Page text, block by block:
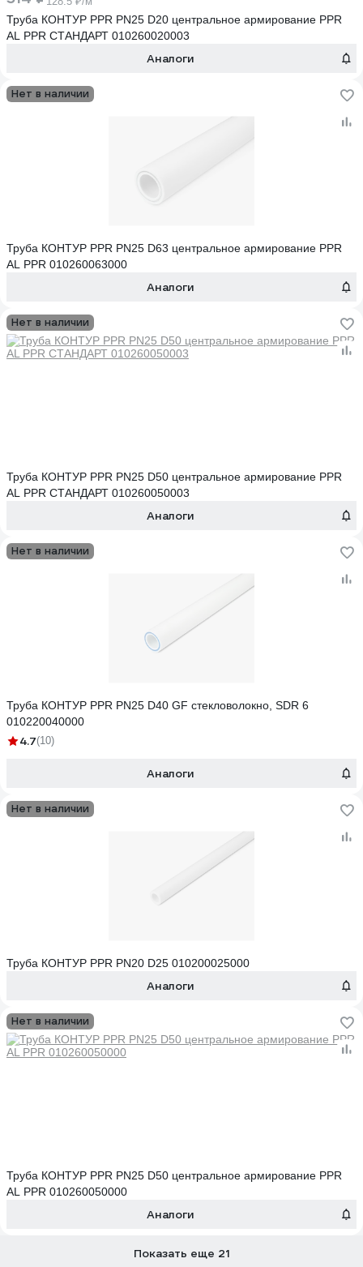
Труба КОНТУР PPR PN25 D20 центральное армирование PPR
AL PPR СТАНДАРТ 010260020003
Аналоги
Нет в наличии
Труба КОНТУР PPR PN25 D63 центральное армирование PPR
AL PPR 010260063000
Аналоги
Нет в наличии
Труба КОНТУР PPR PN25 D50 центральное армирование PPR
AL PPR СТАНДАРТ 010260050003
Аналоги
Нет в наличии
Труба КОНТУР PPR PN25 D40 GF стекловолокно, SDR 6
010220040000
4.7(10)
Аналоги
Нет в наличии
Труба КОНТУР PPR PN20 D25 010200025000
Аналоги
Нет в наличии
Труба КОНТУР PPR PN25 D50 центральное армирование PPR
AL PPR 010260050000
Аналоги
Показать еще 21